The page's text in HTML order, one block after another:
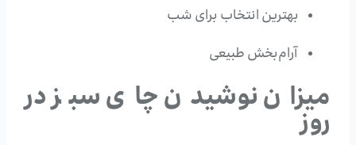
بهترین انتخاب برای شب
آرام‌بخش طبیعی
میزان نوشیدن چای سبز در
روز